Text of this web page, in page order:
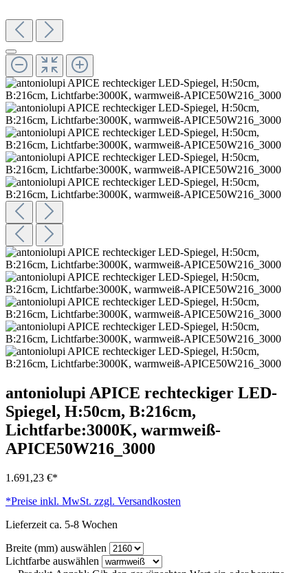
antoniolupi APICE rechteckiger LED-
Spiegel, H:50cm, B:216cm,
Lichtfarbe:3000K, warmweiß-
APICE50W216_3000
1.691,23 €*
*Preise inkl. MwSt. zzgl. Versandkosten
Lieferzeit ca. 5-8 Wochen
Breite (mm) auswählen
Lichtfarbe auswählen